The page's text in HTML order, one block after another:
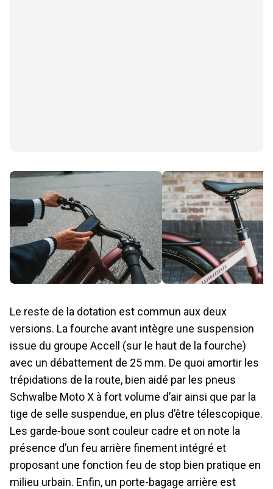
Le reste de la dotation est commun aux deux
versions. La fourche avant intègre une suspension
issue du groupe Accell (sur le haut de la fourche)
avec un débattement de 25 mm. De quoi amortir les
trépidations de la route, bien aidé par les pneus
Schwalbe Moto X à fort volume d’air ainsi que par la
tige de selle suspendue, en plus d’être télescopique.
Les garde-boue sont couleur cadre et on note la
présence d’un feu arrière finement intégré et
proposant une fonction feu de stop bien pratique en
milieu urbain. Enfin, un porte-bagage arrière est